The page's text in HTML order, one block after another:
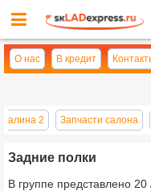
О нас В кредит
2 Запчасти салона
Задние полки
В группе представлено 20